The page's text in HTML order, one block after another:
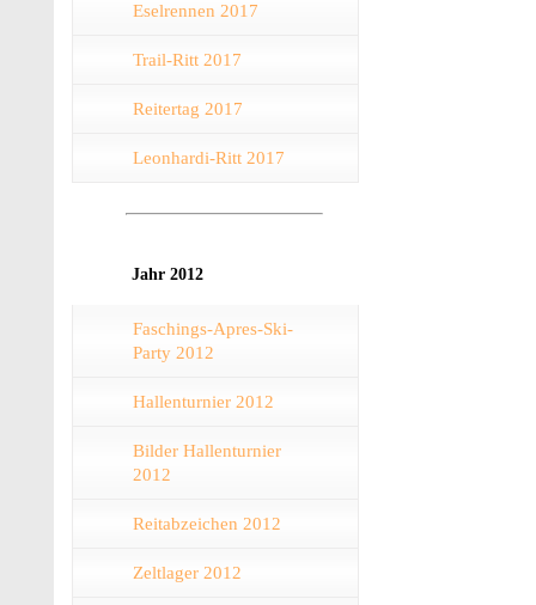
Eselrennen 2017
Trail-Ritt 2017
Reitertag 2017
Leonhardi-Ritt 2017
Jahr 2012
Faschings-Apres-Ski-
Party 2012
Hallenturnier 2012
Bilder Hallenturnier
2012
Reitabzeichen 2012
Zeltlager 2012